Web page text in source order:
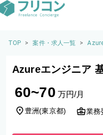
TOP > 案件・求人一覧 >
Azureエンジニア
60~70 万円/月
豊洲(東京都) 業務